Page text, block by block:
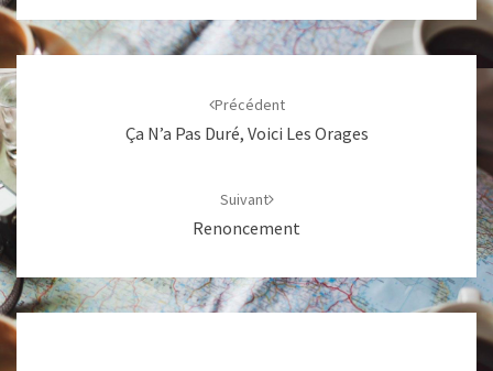
Navigation
d'article
Précédent
Ça N’a Pas Duré, Voici Les Orages
Suivant
Renoncement